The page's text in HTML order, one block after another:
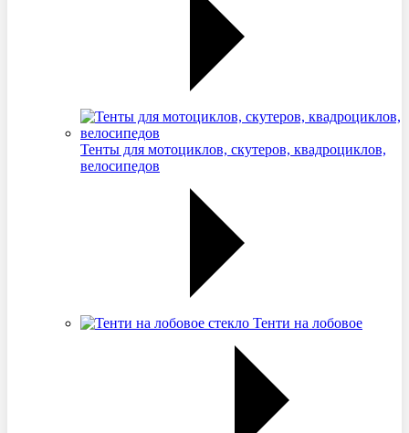
Тенты для мотоциклов, скутеров, квадроциклов,
велосипедов
Тенти на лобовое